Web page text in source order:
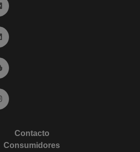
Ir a Flickr (abre en ventana nueva)
Ir a Linkedin (abre en ventana nueva)
Ir al Blog (abre en ventana nueva)
Ir a Instagram (abre en ventana nueva)
Contacto
Consumidores